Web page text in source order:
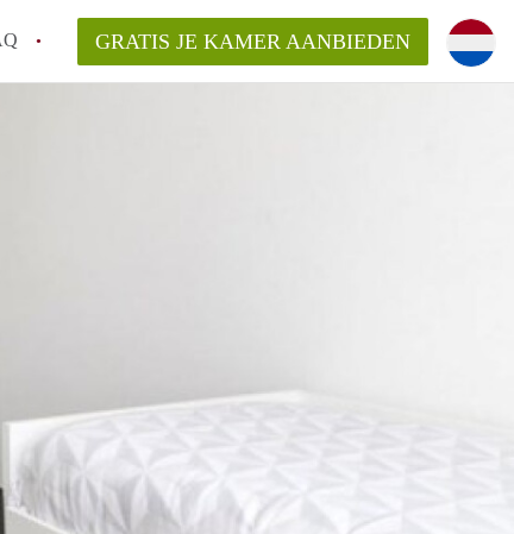
een Kamer in Tilburg?
GRATIS JE KAMER AANBIEDEN